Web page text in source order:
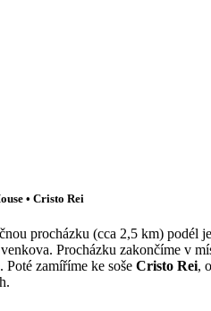
• Cristo Rei
procházku (cca 2,5 km) podél
Procházku zakončíme v
Poté zamíříme ke soše Cristo Rei,